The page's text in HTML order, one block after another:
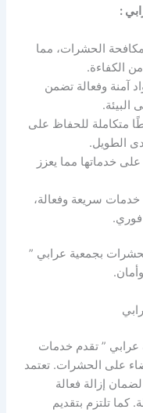
:
الحشرات، مما
الكفاءة.
آمنة وفعالة تضمن
البيئة.
متكاملة للحفاظ على
الطويل.
خدماتها مما يعزز
خدمات سريعة وفعالة،
بجمعية عرابي ”
” تقدم خدمات
على الحشرات. تعتمد
إزالة فعالة
كما تلتزم بتقديم